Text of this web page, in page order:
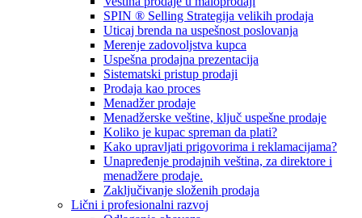
SPIN ® Selling Strategija velikih prodaja
Uticaj brenda na uspešnost poslovanja
Merenje zadovoljstva kupca
Uspešna prodajna prezentacija
Sistematski pristup prodaji
Prodaja kao proces
Menadžer prodaje
Menadžerske veštine, ključ uspešne prodaje
Koliko je kupac spreman da plati?
Kako upravljati prigovorima i reklamacijama?
Unapređenje prodajnih veština, za direktore i
menadžere prodaje.
Zaključivanje složenih prodaja
Lični i profesionalni razvoj